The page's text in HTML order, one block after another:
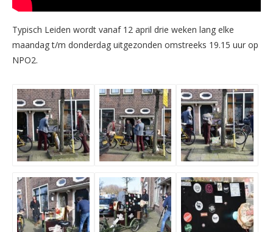
Typisch Leiden wordt vanaf 12 april drie weken lang elke
maandag t/m donderdag uitgezonden omstreeks 19.15 uur op
NPO2.